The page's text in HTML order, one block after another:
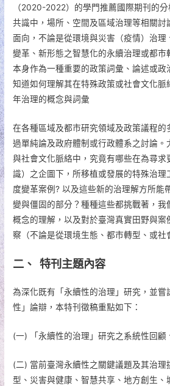
（2020-2022）的學門推薦國際期刊的
共識中，場所、空間及區域治理等相關討
面向，不論是從環境與災害（疫情）治理
變革、新形態之智慧化的永續治理或都市
本身作為一種重要的政策詞彙、論述或政
知道如何理解其在特殊政策或社會文化脈
年治理的概念與詞彙
在各種區域及都市研究領域及政策議程的
過單純論及政府體制或行政體系之討論。
與社會文化脈絡中，究竟有哪些在為尋求
識）之企圖下，所移植或發展的特殊治理
度變革案例? 以及這些新的治理解方所能
變與僵固的部分？種種這些都挑戰著，我
概念的理解，以及對於臺灣真實田野與案
察（不論是從環境生態、都市轉型、或社
二、 特刊主題內容
為深化既有「永續性的治理」研究，並嘗
性」論辯，本特刊徵稿重點如下：
(一) 「永續性的治理」研究之系統性回顧
(二) 當前臺灣永續性之關鍵議題及其治理
型、災害與健康、智慧共享、地方創生、